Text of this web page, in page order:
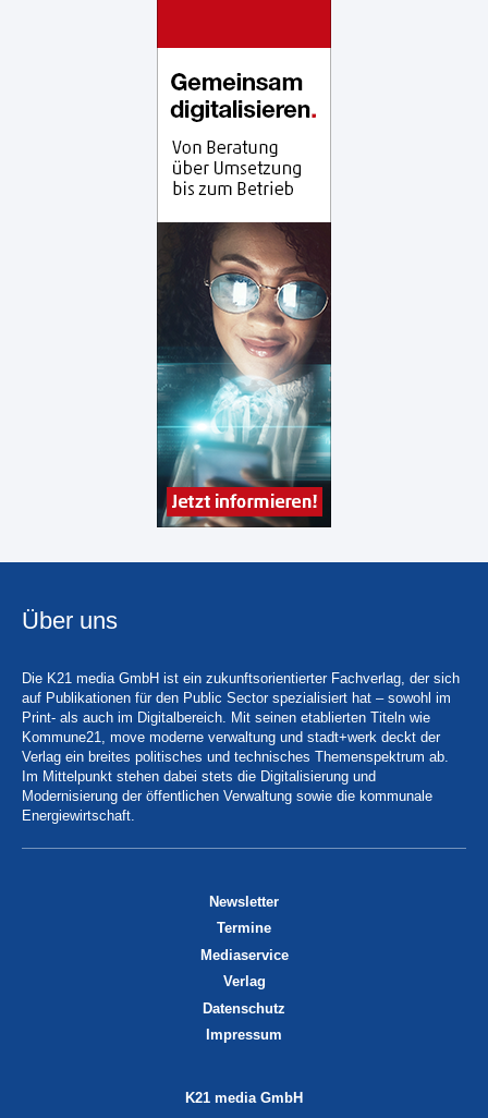
Über uns
Die K21 media GmbH ist ein zukunftsorientierter Fachverlag, der sich
auf Publikationen für den Public Sector spezialisiert hat – sowohl im
Print- als auch im Digitalbereich. Mit seinen etablierten Titeln wie
Kommune21, move moderne verwaltung und stadt+werk deckt der
Verlag ein breites politisches und technisches Themenspektrum ab.
Im Mittelpunkt stehen dabei stets die Digitalisierung und
Modernisierung der öffentlichen Verwaltung sowie die kommunale
Energiewirtschaft.
Newsletter
Termine
Mediaservice
Verlag
Datenschutz
Impressum
K21 media GmbH